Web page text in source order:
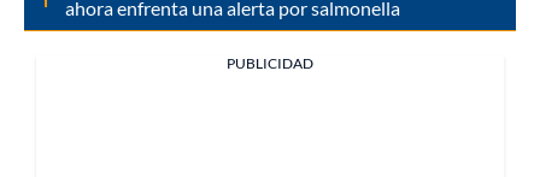
ahora enfrenta una alerta por salmonella
PUBLICIDAD